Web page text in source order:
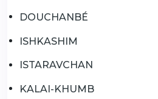
DOUCHANBÉ
ISHKASHIM
ISTARAVCHAN
KALAI-KHUMB